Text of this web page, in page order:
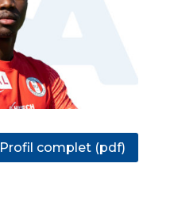
Profil complet (pdf)